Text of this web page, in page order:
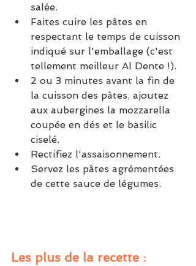
salée.
Faites cuire les pâtes en
respectant le temps de cuisson
indiqué sur l'emballage (c'est
tellement meilleur Al Dente !).
2 ou 3 minutes avant la fin de
la cuisson des pâtes, ajoutez
aux aubergines la mozzarella
coupée en dés et le basilic
ciselé.
Rectifiez l'assaisonnement.
Servez les pâtes agrémentées
de cette sauce de légumes.
Les plus de la recette :